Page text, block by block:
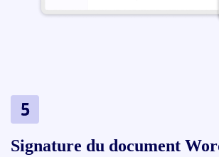
Signature du document